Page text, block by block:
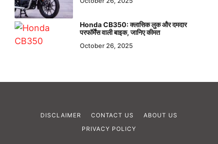
Honda CB350: क्लासिक लुक और दमदार
परफॉर्मेंस वाली बाइक, जानिए कीमत
October 26, 2025
DISCLAIMER CONTACT US
ABOUT US
PRIVACY POLICY